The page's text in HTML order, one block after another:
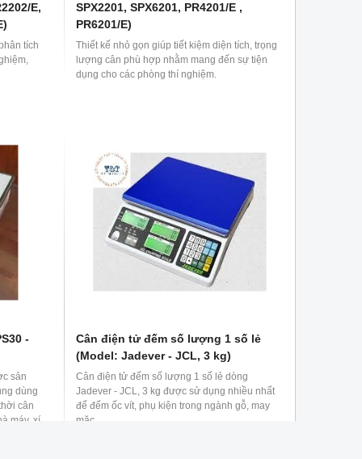
E,
tích
SPX2201, SPX6201, PR4201/E ,
PR6201/E)
Thiết kế nhỏ gọn giúp tiết kiệm diện tích, trọng
lượng cân phù hợp nhằm mang đến sự tiện
dụng cho các phòng thí nghiệm.
-
sản
dùng
cân
máy, xí
Cân điện tử đếm số lượng 1 số lẻ
(Model: Jadever - JCL, 3 kg)
Cân điện tử đếm số lượng 1 số lẻ dòng
Jadever - JCL, 3 kg được sử dụng nhiều nhất
để đếm ốc vít, phụ kiện trong ngành gỗ, may
mặc...